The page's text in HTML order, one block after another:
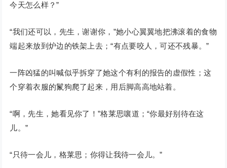
今天怎么样？”
“我们还可以，先生，谢谢你，”她小心翼翼地把沸滚着的食物
端起来放到炉边的铁架上去；“有点要咬人，可还不残暴。”
一阵凶猛的叫喊似乎拆穿了她这个有利的报告的虚假性；这
个穿着衣服的鬣狗爬了起来，用后脚高高地站着。
“啊，先生，她看见你了！”格莱思嚷道；“你最好别待在这
儿。”
“只待一会儿，格莱思；你得让我待一会儿。”